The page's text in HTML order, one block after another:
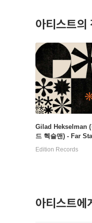
아티스트의
Gilad Hekselman (
드 헥슬맨) - Far
Edition Records
아티스트에